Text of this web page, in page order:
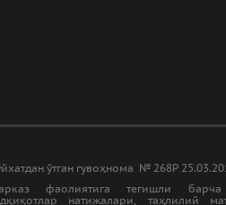
ўтган гувоҳнома № 268Р
фаолиятига тегишли барча
натижалари, таҳлилий